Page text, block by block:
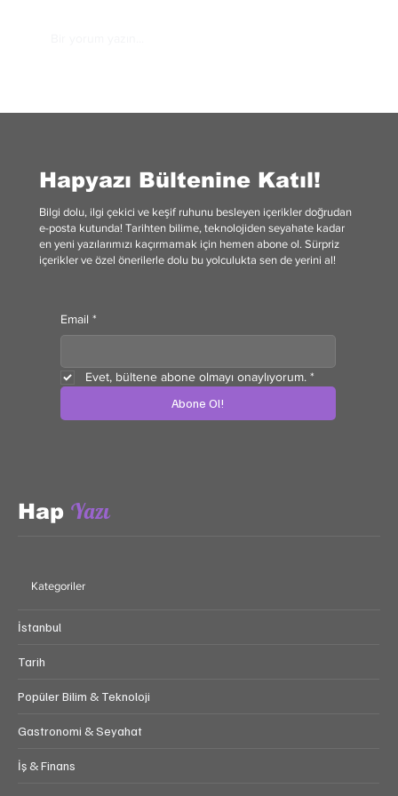
Hapyazı Bültenine Katıl!
Email *
Evet, bültene abone olmayı onaylıyorum. *
Abone Ol!
Bilgi dolu, ilgi çekici ve keşif ruhunu besleyen içerikler doğrudan
e-posta kutunda! Tarihten bilime, teknolojiden seyahate kadar
en yeni yazılarımızı kaçırmamak için hemen abone ol. Sürpriz
içerikler ve özel önerilerle dolu bu yolculukta sen de yerini al!
Hap Yazı
Kategoriler
İstanbul
Tarih
Popüler Bilim & Teknoloji
Gastronomi & Seyahat
İş & Finans